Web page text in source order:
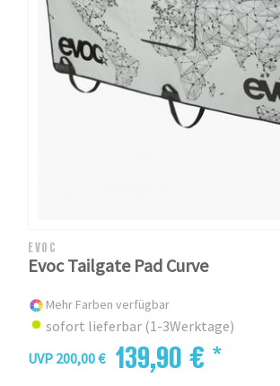
EVOC
Evoc Tailgate Pad Curve
Mehr Farben verfügbar
sofort lieferbar (1-3Werktage)
UVP 200,00 € 139,90 € *